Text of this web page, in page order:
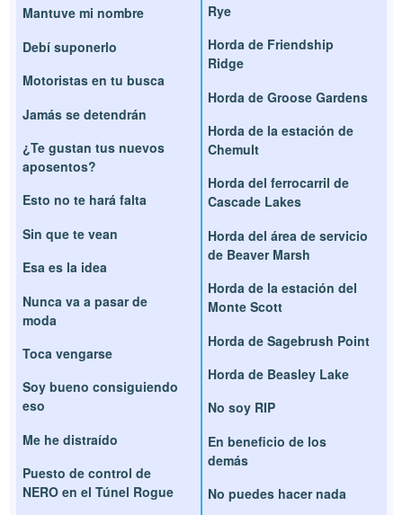
Mantuve mi nombre
Debí suponerlo
Motoristas en tu busca
Jamás se detendrán
¿Te gustan tus nuevos
aposentos?
Esto no te hará falta
Sin que te vean
Esa es la idea
Nunca va a pasar de
moda
Toca vengarse
Soy bueno consiguiendo
eso
Me he distraído
Puesto de control de
NERO en el Túnel Rogue
Rye
Horda de Friendship
Ridge
Horda de Groose Gardens
Horda de la estación de
Chemult
Horda del ferrocarril de
Cascade Lakes
Horda del área de servicio
de Beaver Marsh
Horda de la estación del
Monte Scott
Horda de Sagebrush Point
Horda de Beasley Lake
No soy RIP
En beneficio de los
demás
No puedes hacer nada